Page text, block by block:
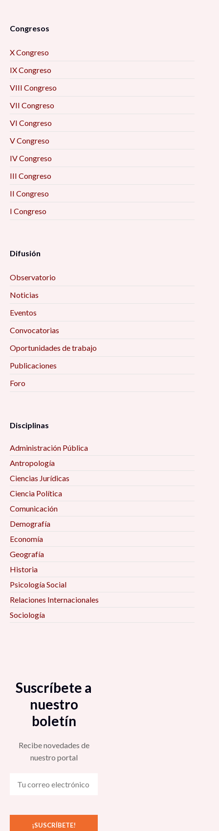
Congresos
X Congreso
IX Congreso
VIII Congreso
VII Congreso
VI Congreso
V Congreso
IV Congreso
III Congreso
II Congreso
I Congreso
Difusión
Observatorio
Noticias
Eventos
Convocatorias
Oportunidades de trabajo
Publicaciones
Foro
Disciplinas
Administración Pública
Antropología
Ciencias Jurídicas
Ciencia Política
Comunicación
Demografía
Economía
Geografía
Historia
Psicología Social
Relaciones Internacionales
Sociología
Suscríbete a
nuestro
boletín
Recibe novedades de
nuestro portal